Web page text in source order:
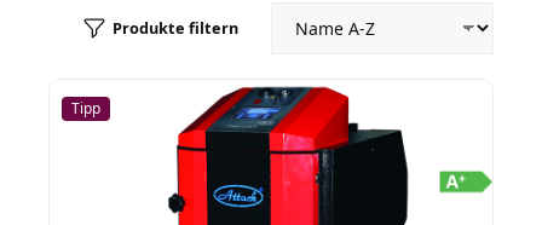
Produkte filtern
Tipp